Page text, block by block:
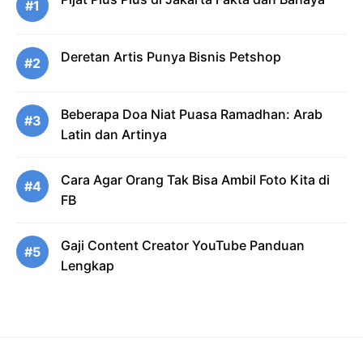
#1
#2 Deretan Artis Punya Bisnis Petshop
#3
Beberapa Doa Niat Puasa Ramadhan: Arab
Latin dan Artinya
#4
Cara Agar Orang Tak Bisa Ambil Foto Kita di
FB
#5
Gaji Content Creator YouTube Panduan
Lengkap